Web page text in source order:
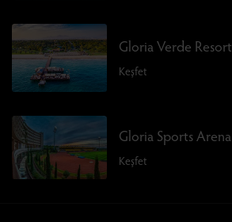
Gloria Verde Resort
Keşfet
Gloria Sports Arena
Keşfet